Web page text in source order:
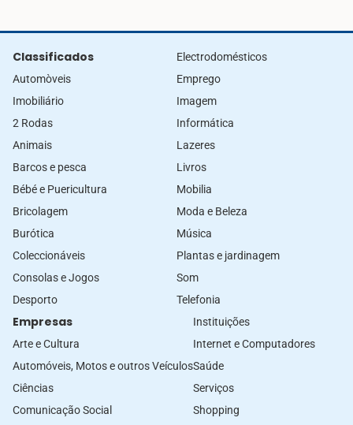
Classificados
Automòveis
Imobiliário
2 Rodas
Animais
Barcos e pesca
Bébé e Puericultura
Bricolagem
Burótica
Coleccionáveis
Consolas e Jogos
Desporto
Electrodomésticos
Emprego
Imagem
Informática
Lazeres
Livros
Mobilia
Moda e Beleza
Música
Plantas e jardinagem
Som
Telefonia
Empresas
Arte e Cultura
Automóveis, Motos e outros Veículos
Ciências
Comunicação Social
Instituições
Internet e Computadores
Saúde
Serviços
Shopping